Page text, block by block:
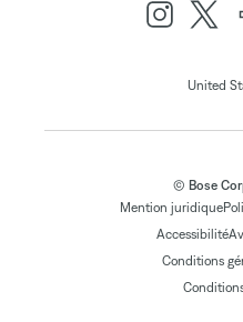
United
© Bose
Mention juridique
Accessibilité
Conditions